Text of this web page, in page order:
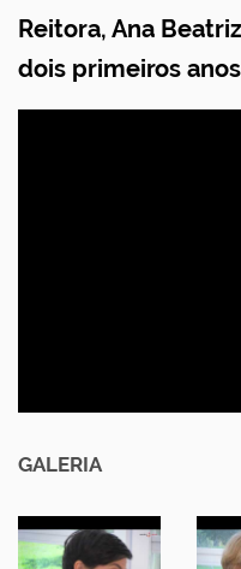
Reitora, Ana
dois primeiros
GALERIA